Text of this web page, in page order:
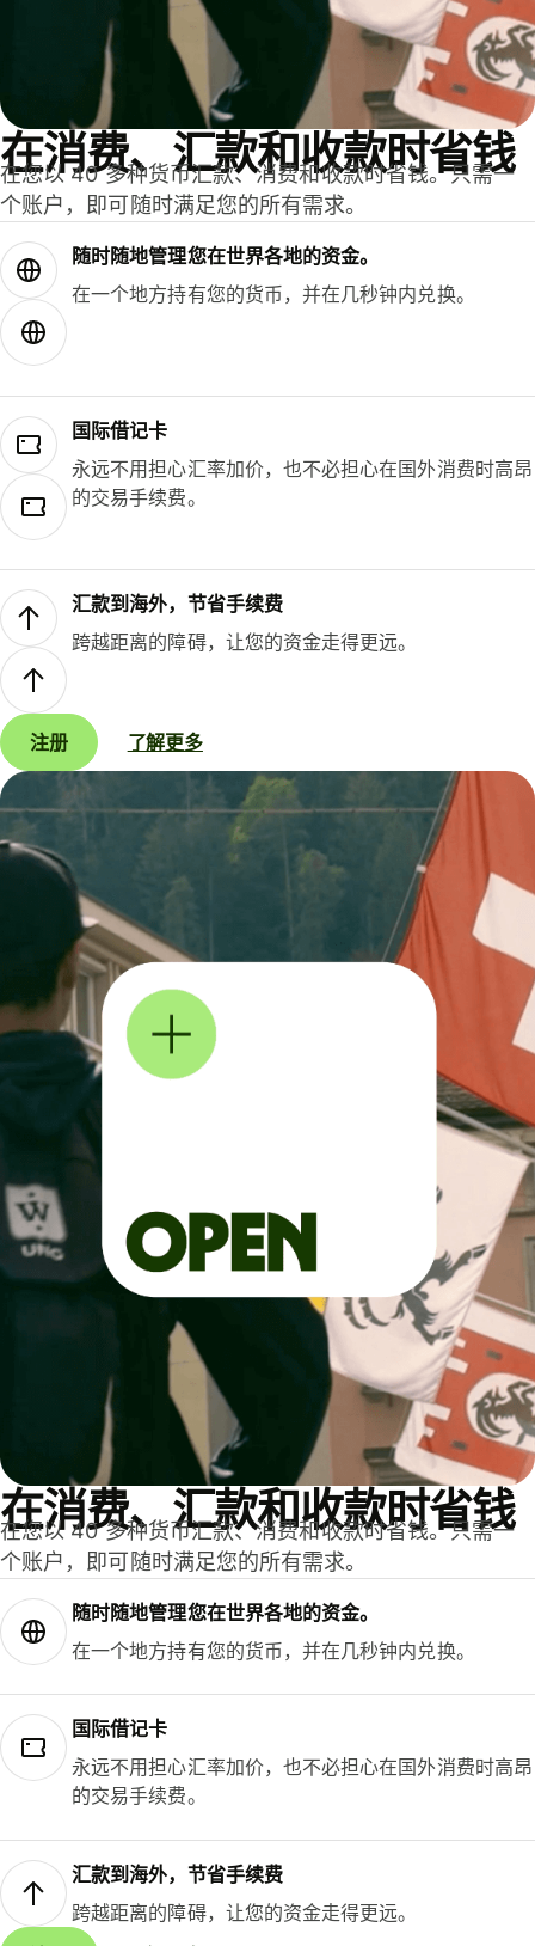
在消费、汇款和收款时省钱
在您以 40 多种货币汇款、消费和收款时省钱。只需一
个账户，即可随时满足您的所有需求。
随时随地管理您在世界各地的资金。
在一个地方持有您的货币，并在几秒钟内兑换。
国际借记卡
永远不用担心汇率加价，也不必担心在国外消费时高昂
的交易手续费。
汇款到海外，节省手续费
跨越距离的障碍，让您的资金走得更远。
注册 了解更多
在消费、汇款和收款时省钱
在您以 40 多种货币汇款、消费和收款时省钱。只需一
个账户，即可随时满足您的所有需求。
随时随地管理您在世界各地的资金。
在一个地方持有您的货币，并在几秒钟内兑换。
国际借记卡
永远不用担心汇率加价，也不必担心在国外消费时高昂
的交易手续费。
汇款到海外，节省手续费
跨越距离的障碍，让您的资金走得更远。